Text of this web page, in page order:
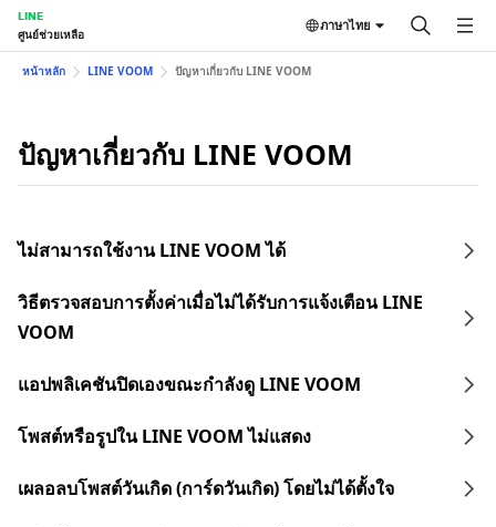
LINE
ศูนย์ช่วยเหลือ
ภาษาไทย
หน้าหลัก LINE VOOM ปัญหาเกี่ยวกับ LINE VOOM
ปัญหาเกี่ยวกับ LINE VOOM
ไม่สามารถใช้งาน LINE VOOM ได้
วิธีตรวจสอบการตั้งค่าเมื่อไม่ได้รับการแจ้งเตือน LINE
VOOM
แอปพลิเคชันปิดเองขณะกำลังดู LINE VOOM
โพสต์หรือรูปใน LINE VOOM ไม่แสดง
เผลอลบโพสต์วันเกิด (การ์ดวันเกิด) โดยไม่ได้ตั้งใจ